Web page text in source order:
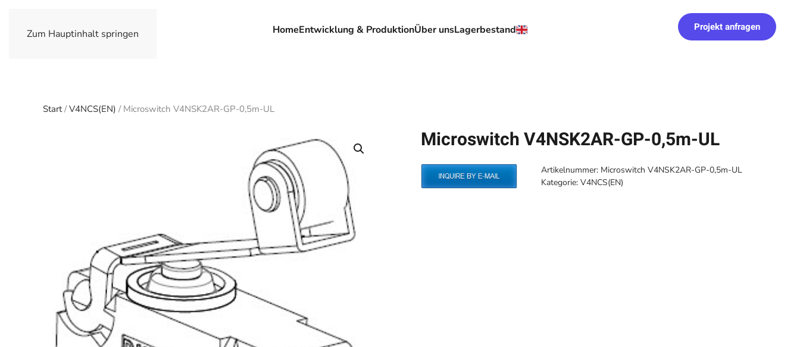
Zum Hauptinhalt springen HomeEntwicklung & ProduktionÜber unsLagerbestand Projekt anfragen
Start/V4NCS(EN) / Microswitch V4NSK2AR-GP-0,5m-UL
Microswitch V4NSK2AR-GP-0,5m-UL
Artikelnummer: Microswitch V4NSK2AR-GP-0,5m-UL
Kategorie: V4NCS(EN)